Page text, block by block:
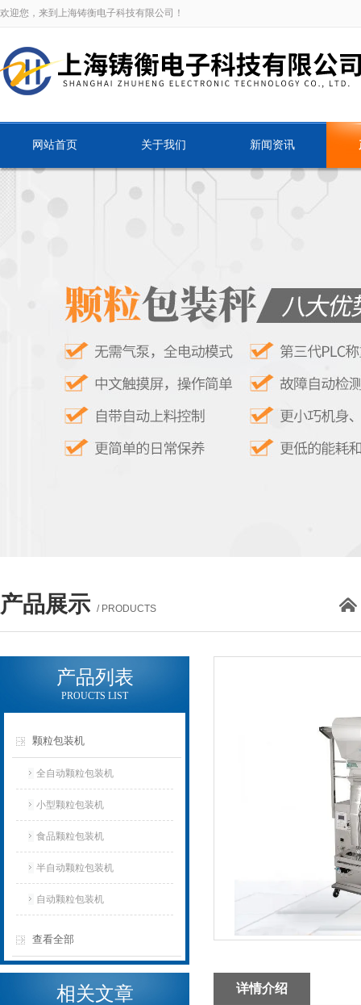
欢迎您，来到上海铸衡电子科技有限公司！
网站首页 关于我们 新闻资讯
产品展示 / PRODUCTS
产品列表
PROUCTS LIST
颗粒包装机
全自动颗粒包装机
小型颗粒包装机
食品颗粒包装机
半自动颗粒包装机
自动颗粒包装机
查看全部
相关文章 详情介绍